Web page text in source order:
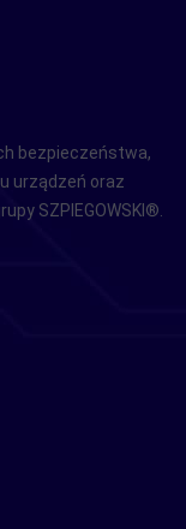
bezpieczeństwa,
urządzeń oraz
SZPIEGOWSKI®.